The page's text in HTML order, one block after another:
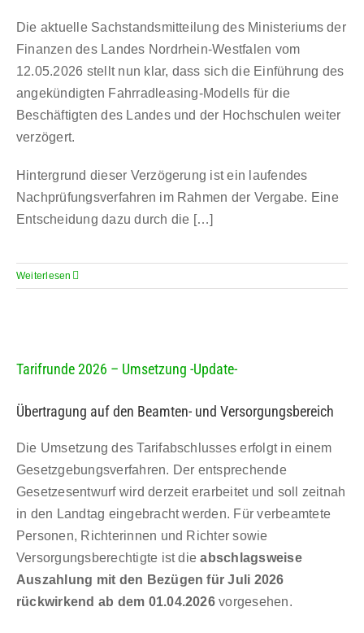
Die aktuelle Sachstandsmitteilung des Ministeriums der
Finanzen des Landes Nordrhein-Westfalen vom
12.05.2026 stellt nun klar, dass sich die Einführung des
angekündigten Fahrradleasing-Modells für die
Beschäftigten des Landes und der Hochschulen weiter
verzögert.
Hintergrund dieser Verzögerung ist ein laufendes
Nachprüfungsverfahren im Rahmen der Vergabe. Eine
Entscheidung dazu durch die […]
Weiterlesen
Tarifrunde 2026 – Umsetzung -Update-
Übertragung auf den Beamten- und Versorgungsbereich
Die Umsetzung des Tarifabschlusses erfolgt in einem
Gesetzgebungsverfahren. Der entsprechende
Gesetzesentwurf wird derzeit erarbeitet und soll zeitnah
in den Landtag eingebracht werden. Für verbeamtete
Personen, Richterinnen und Richter sowie
Versorgungsberechtigte ist dieabschlagsweise
Auszahlung mit den Bezügen für Juli 2026
rückwirkend ab dem 01.04.2026vorgesehen.